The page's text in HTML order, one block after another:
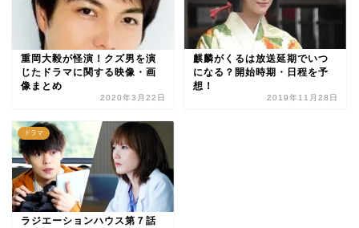
重岡大毅が怪演！クズ男を演
じたドラマに関する映像・画
像まとめ
2020年3月22日
麒麟がくるは放送延期でいつ
になる？開始時期・日程を予
想！
2019年11月28日
ドラマ
ラジエーションハウス第７話